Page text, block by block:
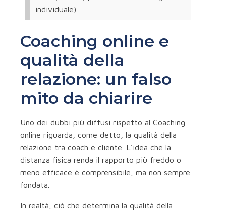
individuale)
Coaching online e
qualità della
relazione: un falso
mito da chiarire
Uno dei dubbi più diffusi rispetto al Coaching
online riguarda, come detto, la qualità della
relazione tra coach e cliente. L’idea che la
distanza fisica renda il rapporto più freddo o
meno efficace è comprensibile, ma non sempre
fondata.
In realtà, ciò che determina la qualità della